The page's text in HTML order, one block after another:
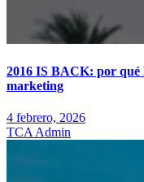
2016 IS BACK: por qué
marketing
4 febrero, 2026
TCA Admin